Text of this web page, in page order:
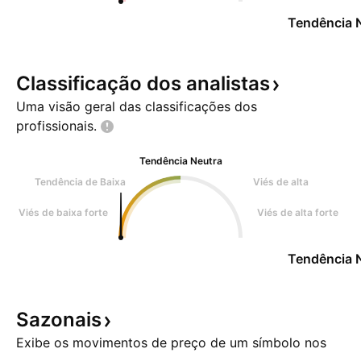
Tendência
Classificação dos analistas
Uma visão geral das classificações dos
profissionais.
Tendência Neutra
Tendência de Baixa
Viés de alta
Viés de baixa forte Viés de alta forte
Tendência
Sazonais
Exibe os movimentos de preço de um símbolo nos